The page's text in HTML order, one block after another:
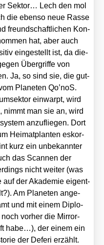
Sek­tor… Lech den mol
die eben­so neue Ras­se
freund­schaft­li­chen Kon­
hat, aber auch
ein­ge­stellt ist, da die­
Über­grif­fe von
Ja, so sind sie, die gut­
Pla­ne­ten Qo’noS.
ein­warpt, wird
man sie an, wird
anzu­flie­gen. Dort
Hei­mat­plan­ten eskor­
kurz ein unbe­kann­ter
das Scan­nen der
nicht wei­ter (was
auf der Aka­de­mie eigent­
Am Pla­ne­ten ange­
und mit einem Diplo­
vor­her die Mir­ror-
habe…), der einem ein
der Defe­ri erzählt.